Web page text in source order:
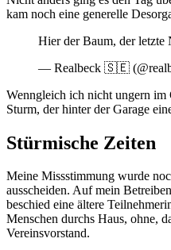
kam noch eine generelle
Hier der Baum, der letzte
— Realbeck 🇸🇪
Wenngleich ich nicht ungern im
Sturm, der hinter der Garage
Stürmische Zeiten
Meine Missstimmung wurde
ausscheiden. Auf mein
beschied eine ältere
Menschen durchs Haus, ohne,
Vereinsvorstand.